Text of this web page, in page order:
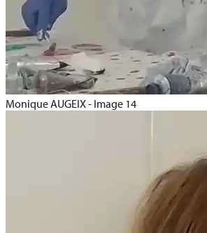
Monique AUGEIX - Image 14